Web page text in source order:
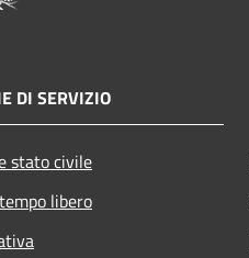
DI SERVIZIO
stato civile
libero